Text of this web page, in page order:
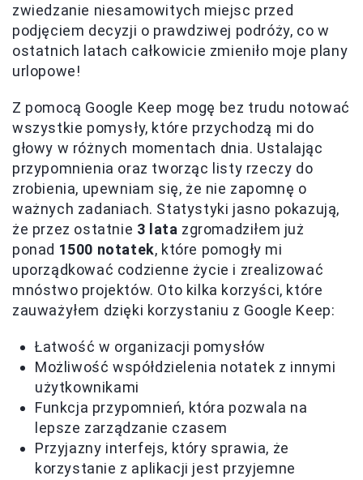
zwiedzanie niesamowitych miejsc przed
podjęciem decyzji o prawdziwej podróży, co w
ostatnich latach całkowicie zmieniło moje plany
urlopowe!
Z pomocą Google Keep mogę bez trudu notować
wszystkie pomysły, które przychodzą mi do
głowy w różnych momentach dnia. Ustalając
przypomnienia oraz tworząc listy rzeczy do
zrobienia, upewniam się, że nie zapomnę o
ważnych zadaniach. Statystyki jasno pokazują,
że przez ostatnie 3 lata zgromadziłem już
ponad 1500 notatek, które pomogły mi
uporządkować codzienne życie i zrealizować
mnóstwo projektów. Oto kilka korzyści, które
zauważyłem dzięki korzystaniu z Google Keep:
Łatwość w organizacji pomysłów
Możliwość współdzielenia notatek z innymi
użytkownikami
Funkcja przypomnień, która pozwala na
lepsze zarządzanie czasem
Przyjazny interfejs, który sprawia, że
korzystanie z aplikacji jest przyjemne